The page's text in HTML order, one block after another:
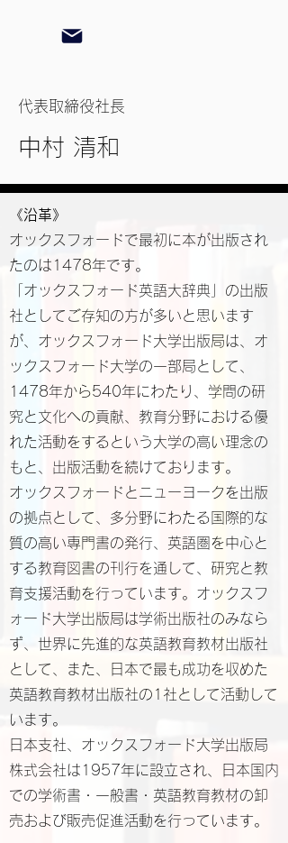
代表取締役社長
中村 清和
《沿革》
オックスフォードで最初に本が出版され
たのは1478年です。
「オックスフォード英語大辞典」の出版
社としてご存知の方が多いと思います
が、オックスフォード大学出版局は、オ
ックスフォード大学の一部局として、
1478年から540年にわたり、学問の研
究と文化への貢献、教育分野における優
れた活動をするという大学の高い理念の
もと、出版活動を続けております。
オックスフォードとニューヨークを出版
の拠点として、多分野にわたる国際的な
質の高い専門書の発行、英語圏を中心と
する教育図書の刊行を通して、研究と教
育支援活動を行っています。オックスフ
ォード大学出版局は学術出版社のみなら
ず、世界に先進的な英語教育教材出版社
として、また、日本で最も成功を収めた
英語教育教材出版社の1社として活動して
います。
日本支社、オックスフォード大学出版局
株式会社は1957年に設立され、日本国内
での学術書・一般書・英語教育教材の卸
売および販売促進活動を行っています。